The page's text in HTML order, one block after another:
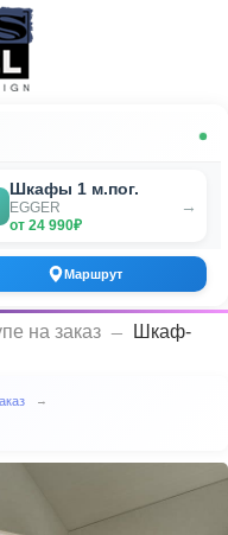
Шкафы 1 м.пог.
EGGER
от 24 990₽
→
Маршрут
на заказ
Шкаф-
→